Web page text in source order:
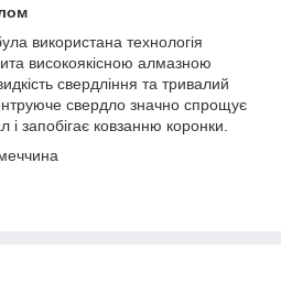
використана технологія
високоякісною алмазною
свердління та тривалий
свердло значно спрощує
запобігає ковзанню коронки.